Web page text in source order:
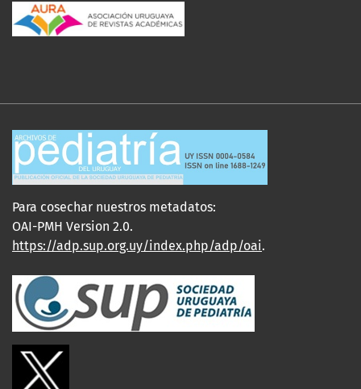
Para cosechar nuestros metadatos:
OAI-PMH Version 2.0.
https://adp.sup.org.uy/index.php/adp/oai.